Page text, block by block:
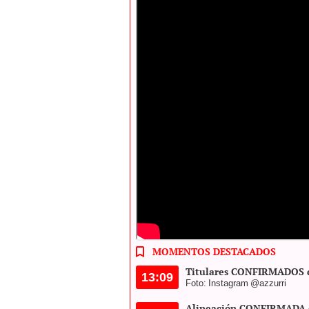
Italia y España protagonizaron un
MOMENTOS DESTACADOS
13:09 Titulares
Foto: Instagram @azzurri